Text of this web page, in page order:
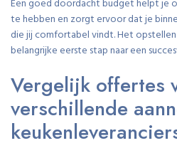
Een goed doordacht budget helpt je
te hebben en zorgt ervoor dat je
die jij comfortabel vindt. Het
belangrijke eerste stap naar een
Vergelijk offertes
verschillende